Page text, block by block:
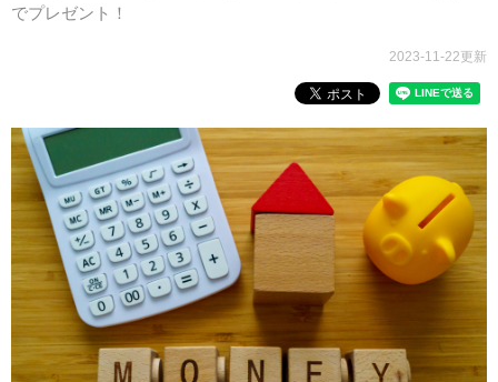
でプレゼント！
2023-11-22更新